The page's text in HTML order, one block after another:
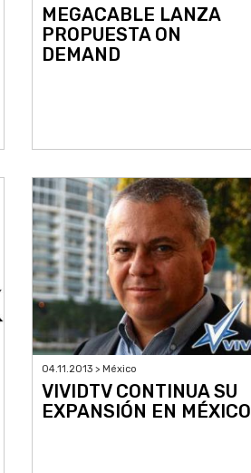
MEGACABLE LANZA
PROPUESTA ON
DEMAND
04.11.2013 > México
VIVIDTV CONTINUA SU
EXPANSIÓN EN MÉXICO